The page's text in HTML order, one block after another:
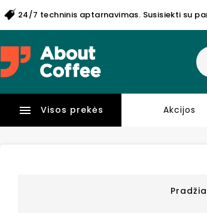
24/7 techninis aptarnavimas. Susisiekti su
 Visos prekės Akcijos
Pradžia